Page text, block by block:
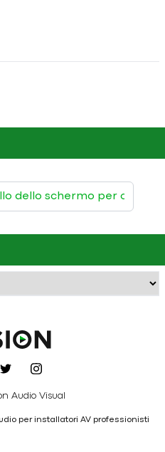
Audio Visual
per installatori AV professionisti